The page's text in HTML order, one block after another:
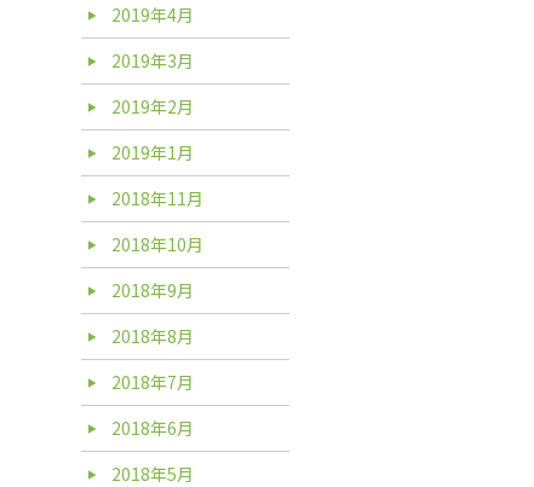
2019年4月
2019年3月
2019年2月
2019年1月
2018年11月
2018年10月
2018年9月
2018年8月
2018年7月
2018年6月
2018年5月